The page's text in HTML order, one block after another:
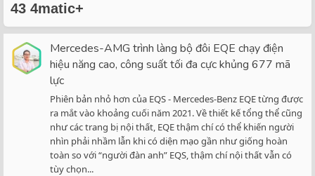
43 4matic+
Mercedes-AMG trình làng bộ đôi EQE chạy điện
hiệu năng cao, công suất tối đa cực khủng 677 mã
lực
Phiên bản nhỏ hơn của EQS - Mercedes-Benz EQE từng được
ra mắt vào khoảng cuối năm 2021. Về thiết kế tổng thể cũng
như các trang bị nội thất, EQE thậm chí có thể khiến người
nhìn phải nhầm lẫn khi có diện mạo gần như giống hoàn
toàn so với “người đàn anh” EQS, thậm chí nội thất vẫn có
tùy chọn...